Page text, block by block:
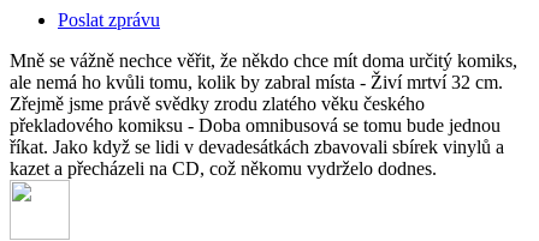
Poslat zprávu
Mně se vážně nechce věřit, že někdo chce mít doma určitý komiks,
ale nemá ho kvůli tomu, kolik by zabral místa - Živí mrtví 32 cm.
Zřejmě jsme právě svědky zrodu zlatého věku českého
překladového komiksu - Doba omnibusová se tomu bude jednou
říkat. Jako když se lidi v devadesátkách zbavovali sbírek vinylů a
kazet a přecházeli na CD, což někomu vydrželo dodnes.